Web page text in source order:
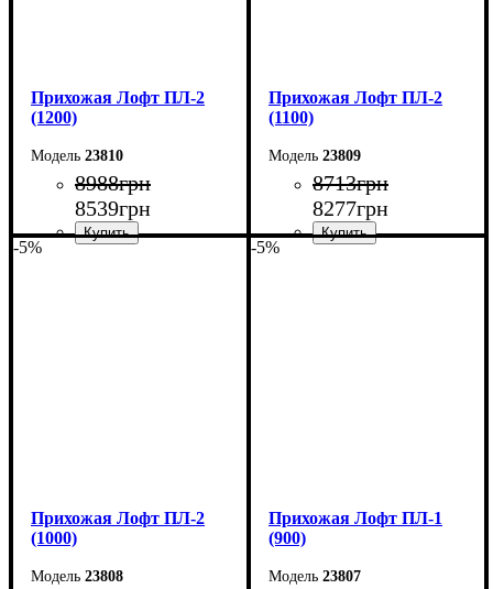
Прихожая Лофт ПЛ-2
(1200)
23810
8988грн
8539грн
Прихожая Лофт ПЛ-2
(1100)
23809
8713грн
8277грн
-5%
Прихожая Лофт ПЛ-2
(1000)
23808
-5%
Прихожая Лофт ПЛ-1
(900)
23807